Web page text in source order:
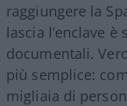
raggiungere la
lascia l’enclave
documentali.
più semplice:
migliaia di